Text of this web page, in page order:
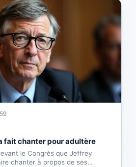
fait chanter pour adultère
le Congrès que Jeffrey
chanter à propos de ses